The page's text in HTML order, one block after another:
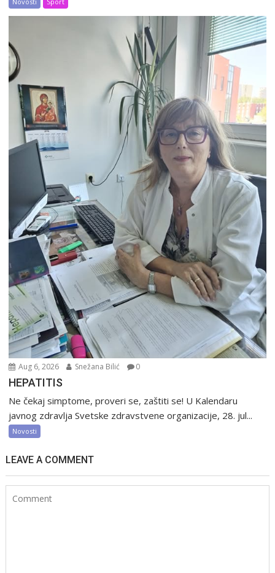
Aug 6, 2026 Snežana Bilić 0
HEPATITIS
Ne čekaj simptome, proveri se, zaštiti se! U Kalendaru
javnog zdravlja Svetske zdravstvene organizacije, 28. jul...
Novosti
LEAVE A COMMENT